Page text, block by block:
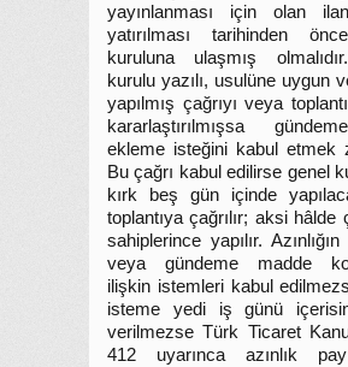
yayınlanması için olan
yatırılması tarihinden
kuruluna ulaşmış
kurulu yazılı, usulüne uygun
yapılmış çağrıyı veya
kararlaştırılmışsa
ekleme isteğini kabul etmek
Bu çağrı kabul edilirse genel
kırk beş gün içinde
toplantıya çağrılır; aksi hâlde
sahiplerince yapılır.
veya gündeme madde
ilişkin istemleri kabul
isteme yedi iş günü
verilmezse Türk Ticaret
412 uyarınca azınlık